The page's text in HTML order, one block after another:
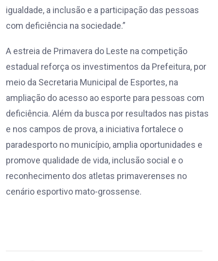
igualdade, a inclusão e a participação das pessoas
com deficiência na sociedade.”
A estreia de Primavera do Leste na competição
estadual reforça os investimentos da Prefeitura, por
meio da Secretaria Municipal de Esportes, na
ampliação do acesso ao esporte para pessoas com
deficiência. Além da busca por resultados nas pistas
e nos campos de prova, a iniciativa fortalece o
paradesporto no município, amplia oportunidades e
promove qualidade de vida, inclusão social e o
reconhecimento dos atletas primaverenses no
cenário esportivo mato-grossense.